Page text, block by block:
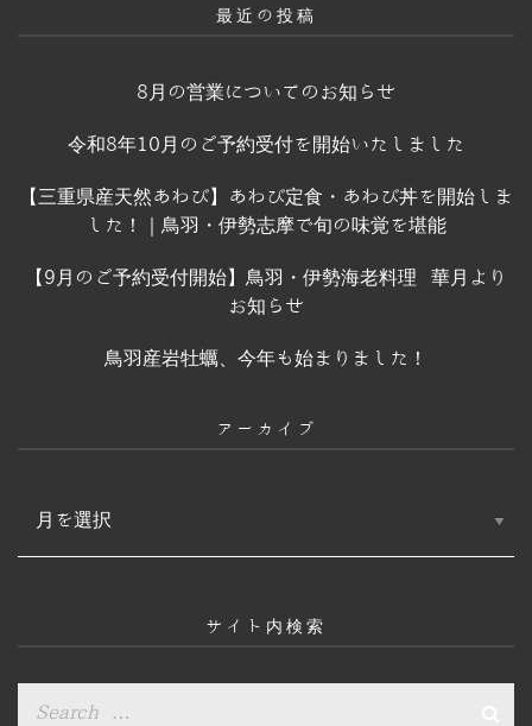
最近の投稿
8月の営業についてのお知らせ
令和8年10月のご予約受付を開始いたしました
【三重県産天然あわび】あわび定食・あわび丼を開始しま
した！｜鳥羽・伊勢志摩で旬の味覚を堪能
【9月のご予約受付開始】鳥羽・伊勢海老料理 華月より
お知らせ
鳥羽産岩牡蠣、今年も始まりました！
アーカイブ
カ
サイト内検索